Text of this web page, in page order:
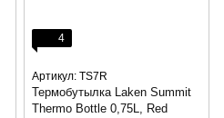
4
Артикул: TS7R
Термобутылка Laken Summit
Thermo Bottle 0,75L, Red